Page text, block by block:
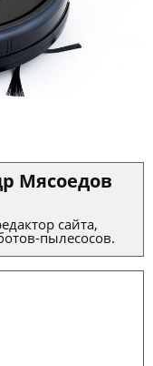
Мясоедов
сайта,
пылесосов.